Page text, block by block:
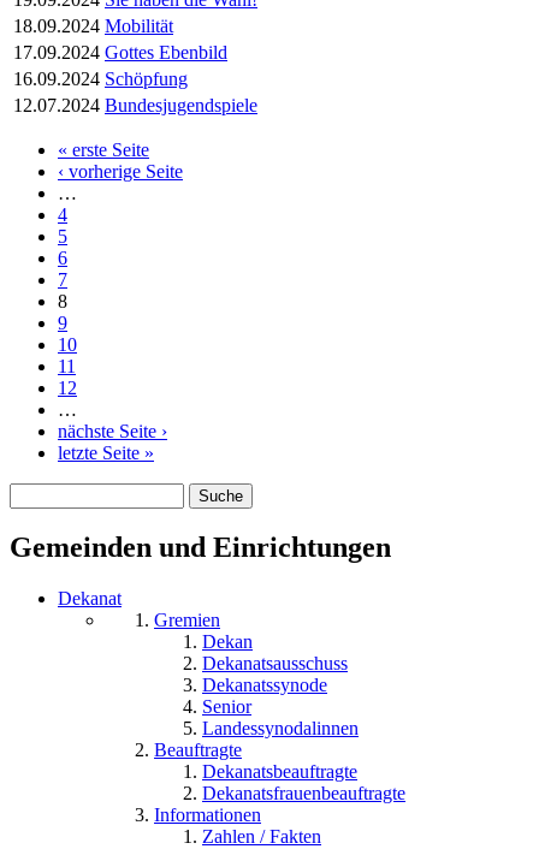
18.09.2024 Mobilität
17.09.2024 Gottes Ebenbild
16.09.2024 Schöpfung
12.07.2024 Bundesjugendspiele
Seiten« erste Seite
‹ vorherige Seite
…
4
5
6
7
8
9
10
11
12
…
nächste Seite ›
letzte Seite »
Gemeinden und Einrichtungen
Dekanat
Gremien
Dekan
Dekanatsausschuss
Dekanatssynode
Senior
Landessynodalinnen
Beauftragte
Dekanatsbeauftragte
Dekanatsfrauenbeauftragte
Informationen
Zahlen / Fakten